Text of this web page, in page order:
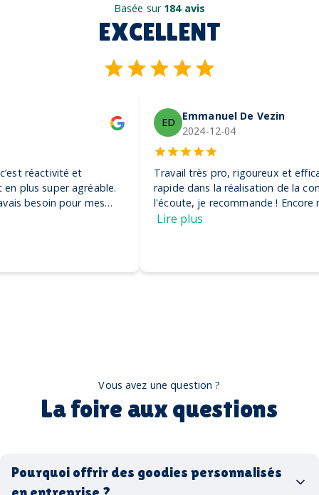
Basée sur 184 avis
EXCELLENT
Emmanuel De Vezin
Travail très pro, rigoureux et efficace. Ils ont été très
rapide dans la réalisation de la commande et très à
l'écoute, je recommande ! Encore merci, on adore nos
Vous avez une question ?
La foire aux questions
Pourquoi offrir des goodies personnalisés
en entreprise ?